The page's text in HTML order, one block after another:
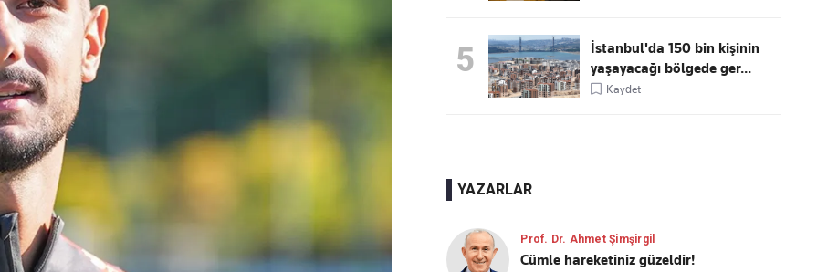
5
İstanbul'da 150 bin kişinin
yaşayacağı bölgede ger...
Kaydet
YAZARLAR
Prof. Dr. Ahmet Şimşirgil
Cümle hareketiniz güzeldir!